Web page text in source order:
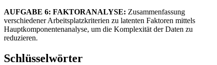
AUFGABE 6: FAKTORANALYSE: Zusammenfassung
verschiedener Arbeitsplatzkriterien zu latenten Faktoren mittels
Hauptkomponentenanalyse, um die Komplexität der Daten zu
reduzieren.
Schlüsselwörter